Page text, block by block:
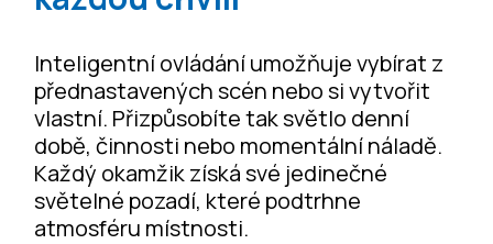
Inteligentní ovládání umožňuje vybírat z
přednastavených scén nebo si vytvořit
vlastní. Přizpůsobíte tak světlo denní
době, činnosti nebo momentální náladě.
Každý okamžik získá své jedinečné
světelné pozadí, které podtrhne
atmosféru místnosti.